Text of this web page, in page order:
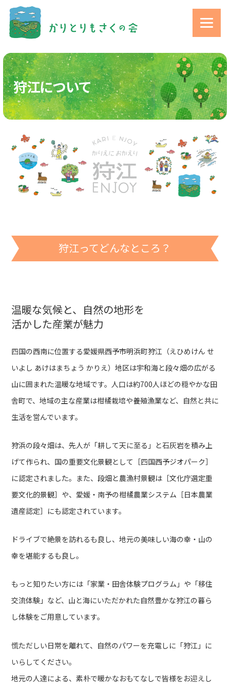
狩江について
狩江ってどんなところ？
温暖な気候と、自然の地形を
活かした産業が魅力
四国の西南に位置する愛媛県西予市明浜町狩江（えひめけん せ
いよし あけはまちょう かりえ）地区は宇和海と段々畑の広がる
山に囲まれた温暖な地域です。人口は約700人ほどの穏やかな田
舎町で、地域の主な産業は柑橘栽培や養殖漁業など、自然と共に
生活を営んでいます。
狩浜の段々畑は、先人が「耕して天に至る」と石灰岩を積み上
げて作られ、国の重要文化景観として［四国西予ジオパーク］
に認定されました。また、段畑と農漁村景観は［文化庁選定重
要文化的景観］や、愛媛・南予の柑橘農業システム［日本農業
遺産認定］にも認定されています。
ドライブで絶景を訪れるも良し、地元の美味しい海の幸・山の
幸を堪能するも良し。
もっと知りたい方には「家業・田舎体験プログラム」や「移住
交流体験」など、山と海にいただかれた自然豊かな狩江の暮ら
し体験をご用意しています。
慌ただしい日常を離れて、自然のパワーを充電しに「狩江」に
いらしてください。
地元の人達による、素朴で暖かなおもてなしで皆様をお迎えし